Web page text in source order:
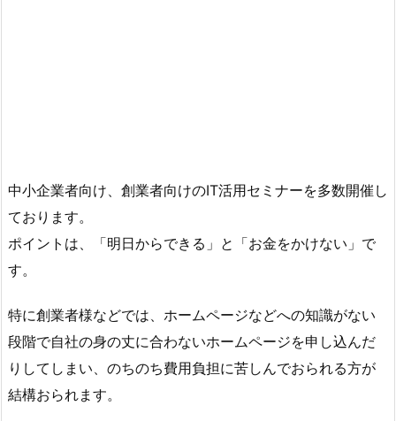
中小企業者向け、創業者向けのIT活用セミナーを多数開催し
ております。
ポイントは、「明日からできる」と「お金をかけない」で
す。
特に創業者様などでは、ホームページなどへの知識がない
段階で自社の身の丈に合わないホームページを申し込んだ
りしてしまい、のちのち費用負担に苦しんでおられる方が
結構おられます。